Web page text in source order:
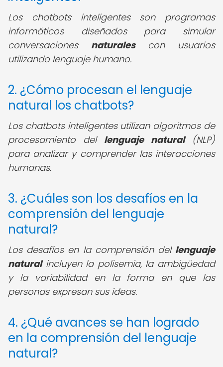
Los chatbots inteligentes son programas
informáticos diseñados para simular
conversaciones naturalescon usuarios
utilizando lenguaje humano.
2. ¿Cómo procesan el lenguaje
natural los chatbots?
Los chatbots inteligentes utilizan algoritmos de
procesamiento del lenguaje natural(NLP)
para analizar y comprender las interacciones
humanas.
3. ¿Cuáles son los desafíos en la
comprensión del lenguaje
natural?
Los desafíos en la comprensión del lenguaje
naturalincluyen la polisemia, la ambigüedad
y la variabilidad en la forma en que las
personas expresan sus ideas.
4. ¿Qué avances se han logrado
en la comprensión del lenguaje
natural?